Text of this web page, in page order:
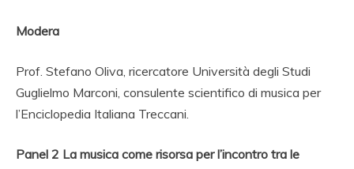
Modera
Prof. Stefano Oliva, ricercatore Università degli Studi
Guglielmo Marconi, consulente scientifico di musica per
l’Enciclopedia Italiana Treccani.
Panel 2 La musica come risorsa per l’incontro tra le